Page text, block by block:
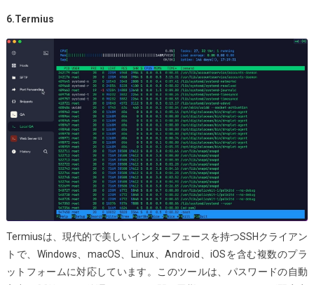
6.Termius
Termiusは、現代的で美しいインターフェースを持つSSHクライアン
トで、Windows、macOS、Linux、Android、iOSを含む複数のプラ
ットフォームに対応しています。このツールは、パスワードの自動